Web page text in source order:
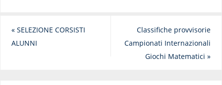
«SELEZIONE CORSISTI
ALUNNI
Classifiche provvisorie
Campionati Internazionali
Giochi Matematici»